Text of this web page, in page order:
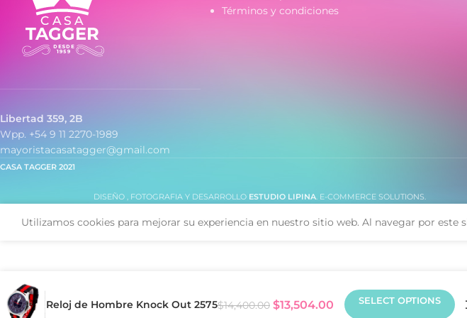
- Cronómetro 1/100 (split)
Libertad 359, 2B
Wpp. +54 9 11 2270-1989
mayoristacasatagger@gmail.com
Términos y condiciones
CASA TAGGER 2021
DISEÑO , FOTOGRAFIA Y DESARROLLO ESTUDIO LIPINA. E-COMMERCE SOLUTIONS.
Utilizamos cookies para mejorar su experiencia en nuestro sitio web. Al navegar por este
Reloj de Hombre Knock Out 2575$14,400.00 $13,504.00 SELECT OPTIONS